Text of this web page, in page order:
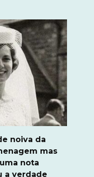
noiva da
mas
nota
a verdade